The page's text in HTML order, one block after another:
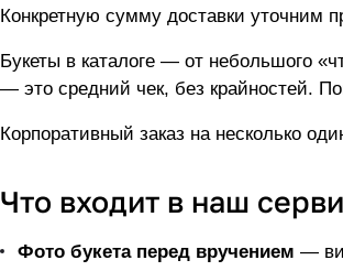
Конкретную сумму доставки уточним
Букеты в каталоге — от небольшого
— это средний чек, без крайностей.
Корпоративный заказ на несколько
Что входит в наш
Фото букета перед вручением —